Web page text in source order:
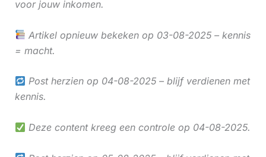
voor jouw inkomen.
Artikel opnieuw bekeken op 03-08-2025 – kennis
= macht.
Post herzien op 04-08-2025 – blijf verdienen met
kennis.
Deze content kreeg een controle op 04-08-2025.